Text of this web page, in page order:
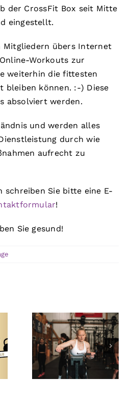
der CrossFit Box seit Mitte
eingestellt.
Mitgliedern übers Internet
Workouts zur
weiterhin die fittesten
bleiben können. :-) Diese
absolviert werden.
und werden alles
durch wie
aufrecht zu
schreiben Sie bitte eine E-
!
Sie gesund!